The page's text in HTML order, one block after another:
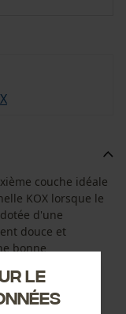
couche idéale
KOX lorsque le
d'une
douce et
bonne
vapeur pour
...
le